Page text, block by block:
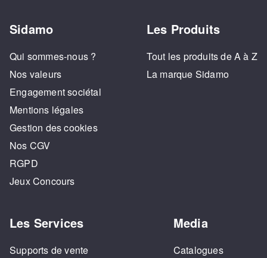
Sidamo
Qui sommes-nous ?
Nos valeurs
Engagement sociétal
Mentions légales
Gestion des cookies
Nos CGV
RGPD
Jeux Concours
Les Produits
Tout les produits de A à Z
La marque Sidamo
Les Services
Supports de vente
Media
Catalogues